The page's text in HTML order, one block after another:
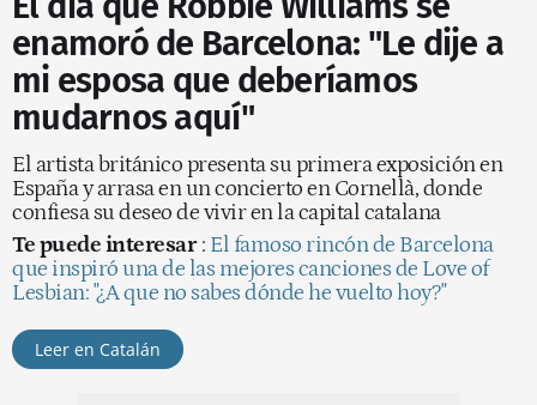
enamoró de Barcelona: "Le dije a
mi esposa que deberíamos
mudarnos aquí"
El artista británico presenta su primera exposición en
España y arrasa en un concierto en Cornellà, donde
confiesa su deseo de vivir en la capital catalana
Te puede interesar : El famoso rincón de Barcelona
que inspiró una de las mejores canciones de Love of
Lesbian: "¿A que no sabes dónde he vuelto hoy?"
Leer en Catalán